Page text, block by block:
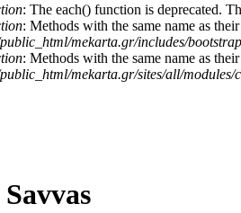
: The each() function is deprecated.
: Methods with the same name as
mekarta.gr/includes/
: Methods with the same name as
mekarta.gr/sites/all/modules/